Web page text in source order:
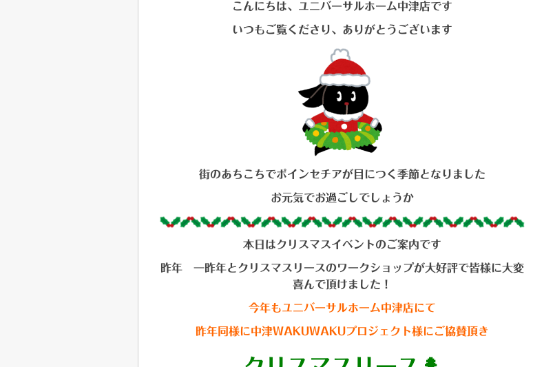
こんにちは、ユニバーサルホーム中津店です
いつもご覧くださり、ありがとうございます
街のあちこちでポインセチアが目につく季節となりました
お元気でお過ごしでしょうか
本日はクリスマスイベントのご案内です
昨年 一昨年とクリスマスリースのワークショップが大好評で皆様に大変
喜んで頂けました！
今年もユニバーサルホーム中津店にて
昨年同様に中津WAKUWAKUプロジェクト様にご協賛頂き